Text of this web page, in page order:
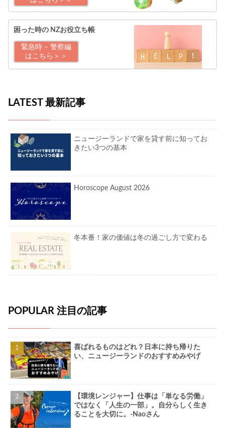
困った時の NZお役立ち帳
緊急時 – 警察編
はこちら＞＞
LATEST 最新記事
ニュージーランドで家を貸す前に知ってお
きたい3つの基本
Horoscope August 2026
冬本番！家の価値は冬の過ごし方で変わる
POPULAR 注目の記事
喜ばれるものはどれ？日本に持ち帰りた
い、ニュージーランドのおすすめみやげ
【環境レンジャー】仕事は「単なる労働」
ではなく「人生の一部」。自分らしく生き
ることを大切に。-Naoさん